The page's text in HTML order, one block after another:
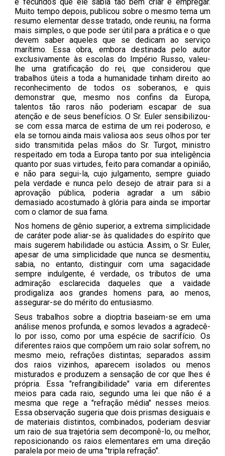
Muito tempo depois, publicou sobre o mesmo tema um
resumo elementar desse tratado, onde reuniu, na forma
mais simples, o que pode ser útil para a prática e o que
devem saber aqueles que se dedicam ao serviço
marítimo. Essa obra, embora destinada pelo autor
exclusivamente às escolas do Império Russo, valeu-
lhe uma gratificação do rei, que considerou que
trabalhos úteis a toda a humanidade tinham direito ao
reconhecimento de todos os soberanos, e quis
demonstrar que, mesmo nos confins da Europa,
talentos tão raros não poderiam escapar de sua
atenção e de seus benefícios. O Sr. Euler sensibilizou-
se com essa marca de estima de um rei poderoso, e
ela se tornou ainda mais valiosa aos seus olhos por ter
sido transmitida pelas mãos do Sr. Turgot, ministro
respeitado em toda a Europa tanto por sua inteligência
quanto por suas virtudes, feito para comandar a opinião,
e não para segui-la, cujo julgamento, sempre guiado
pela verdade e nunca pelo desejo de atrair para si a
aprovação pública, poderia agradar a um sábio
demasiado acostumado à glória para ainda se importar
com o clamor de sua fama.
Nos homens de gênio superior, a extrema simplicidade
de caráter pode aliar-se às qualidades do espírito que
mais sugerem habilidade ou astúcia. Assim, o Sr. Euler,
apesar de uma simplicidade que nunca se desmentiu,
sabia, no entanto, distinguir com uma sagacidade
sempre indulgente, é verdade, os tributos de uma
admiração esclarecida daqueles que a vaidade
prodigaliza aos grandes homens para, ao menos,
assegurar-se do mérito do entusiasmo.
Seus trabalhos sobre a dioptria baseiam-se em uma
análise menos profunda, e somos levados a agradecê-
lo por isso, como por uma espécie de sacrifício. Os
diferentes raios que compõem um raio solar sofrem, no
mesmo meio, refrações distintas; separados assim
dos raios vizinhos, aparecem isolados ou menos
misturados e produzem a sensação de cor que lhes é
própria. Essa "refrangibilidade" varia em diferentes
meios para cada raio, segundo uma lei que não é a
mesma que rege a "refração média" nesses meios.
Essa observação sugeria que dois prismas desiguais e
de materiais distintos, combinados, poderiam desviar
um raio de sua trajetória sem decomponê-lo, ou melhor,
reposicionando os raios elementares em uma direção
paralela por meio de uma "tripla refração".